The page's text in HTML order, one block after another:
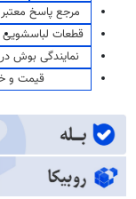
مرجع پاسخ
قطعات لباسشویی
نمایندگی بوش
قیمت و